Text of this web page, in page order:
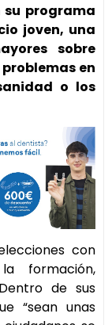
su programa
joven, una
sobre
en
o los
con
formación,
de sus
“sean unas